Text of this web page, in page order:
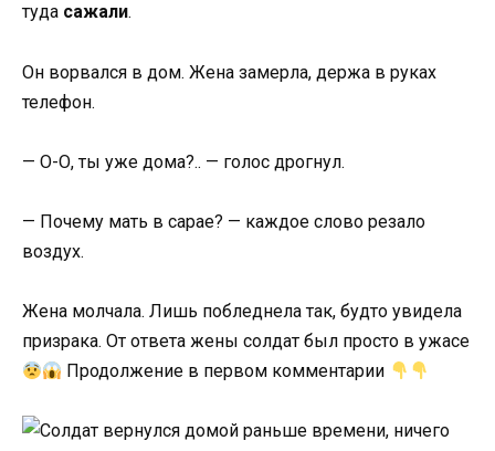
туда сажали.
Он ворвался в дом. Жена замерла, держа в руках
телефон.
— О-О, ты уже дома?.. — голос дрогнул.
— Почему мать в сарае? — каждое слово резало
воздух.
Жена молчала. Лишь побледнела так, будто увидела
призрака. От ответа жены солдат был просто в ужасе
Продолжение в первом комментарии